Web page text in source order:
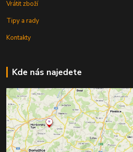
Vrátit zboží
Tipy a rady
Kontakty
Kde nás najedete